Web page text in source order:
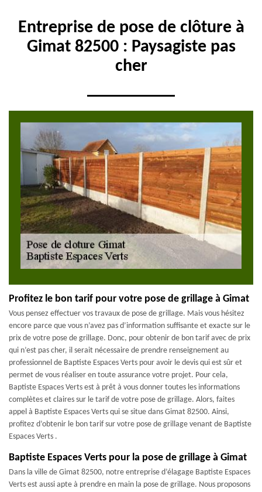
Entreprise de pose de clôture à
Gimat 82500 : Paysagiste pas
cher
Profitez le bon tarif pour votre pose de grillage à Gimat
Vous pensez effectuer vos travaux de pose de grillage. Mais vous hésitez
encore parce que vous n’avez pas d’information suffisante et exacte sur le
prix de votre pose de grillage. Donc, pour obtenir de bon tarif avec de prix
qui n’est pas cher, il serait nécessaire de prendre renseignement au
professionnel de Baptiste Espaces Verts pour avoir le devis qui est sûr et
permet de vous réaliser en toute assurance votre projet. Pour cela,
Baptiste Espaces Verts est à prêt à vous donner toutes les informations
complètes et claires sur le tarif de votre pose de grillage. Alors, faites
appel à Baptiste Espaces Verts qui se situe dans Gimat 82500. Ainsi,
profitez d’obtenir le bon tarif sur votre pose de grillage venant de Baptiste
Espaces Verts .
Baptiste Espaces Verts pour la pose de grillage à Gimat
Dans la ville de Gimat 82500, notre entreprise d’élagage Baptiste Espaces
Verts est aussi apte à prendre en main la pose de grillage. Nous proposons